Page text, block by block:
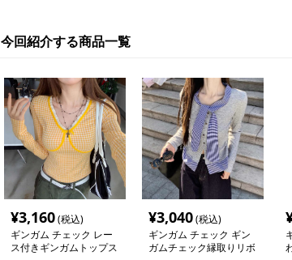
今回紹介する商品一覧
¥3,160(税込)
ギンガム チェック レー
ス付きギンガムトップス
¥3,040(税込)
ギンガム チェック ギン
ガムチェック縁取りリボ